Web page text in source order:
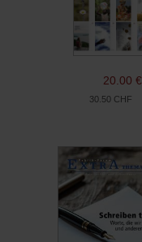
20.00 €
30.50 CHF